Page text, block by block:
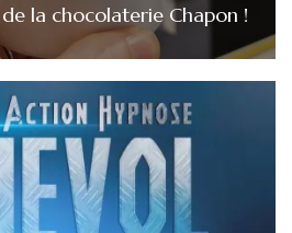
la chocolaterie Chapon !